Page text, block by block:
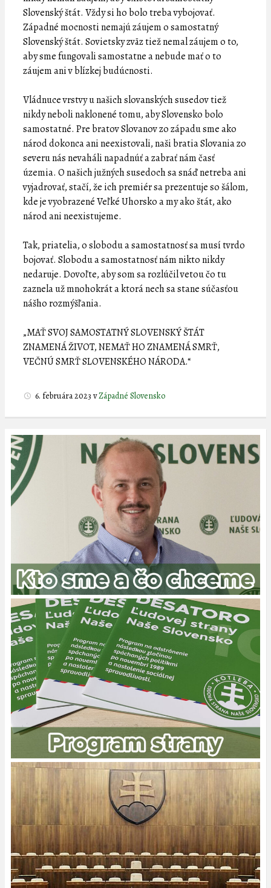
Slovenský štát. Vždy si ho bolo treba vybojovať.
Západné mocnosti nemajú záujem o samostatný
Slovenský štát. Sovietsky zväz tiež nemal záujem o to,
aby sme fungovali samostatne a nebude mať o to
záujem ani v blízkej budúcnosti.
Vládnuce vrstvy u našich slovanských susedov tiež
nikdy neboli naklonené tomu, aby Slovensko bolo
samostatné. Pre bratov Slovanov zo západu sme ako
národ dokonca ani neexistovali, naši bratia Slovania zo
severu nás nevaháli napadnúť a zabrať nám časť
územia. O našich južných susedoch sa snáď netreba ani
vyjadrovať, stačí, že ich premiér sa prezentuje so šálom,
kde je vyobrazené Veľké Uhorsko a my ako štát, ako
národ ani neexistujeme.
Tak, priatelia, o slobodu a samostatnosť sa musí tvrdo
bojovať. Slobodu a samostatnosť nám nikto nikdy
nedaruje. Dovoľte, aby som sa rozlúčil vetou čo tu
zaznela už mnohokrát a ktorá nech sa stane súčasťou
nášho rozmýšľania.
„MAŤ SVOJ SAMOSTATNÝ SLOVENSKÝ ŠTÁT
ZNAMENÁ ŽIVOT, NEMAŤ HO ZNAMENÁ SMRŤ,
VEČNÚ SMRŤ SLOVENSKÉHO NÁRODA.“
6. februára 2023 vZápadné Slovensko